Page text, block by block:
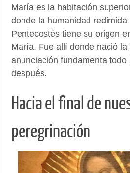
María es la habitación
donde la humanidad redimida
Pentecostés tiene su origen
María. Fue allí donde nació
anunciación fundamenta todo
después.
Hacia el final de
peregrinación